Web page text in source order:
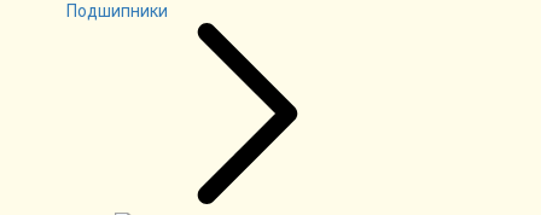
Подшипники